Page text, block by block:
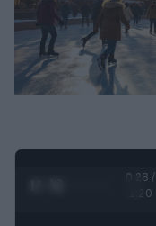
0:28 /
1:20